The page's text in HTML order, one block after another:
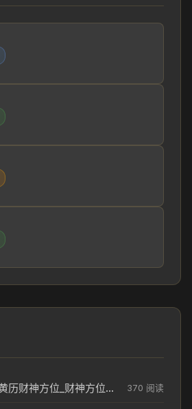
2026年04月11日老黄历财神方位_财神方位与供奉讲究 370 阅读